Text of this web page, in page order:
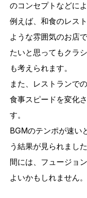
のコンセプトなどに
例えば、和食のレス
ような雰囲気のお店
たいと思ってもクラ
も考えられます。
また、レストランで
食事スピードを変化
す。
BGMのテンポが速い
う結果が見られまし
間には、フュージョ
よいかもしれません。